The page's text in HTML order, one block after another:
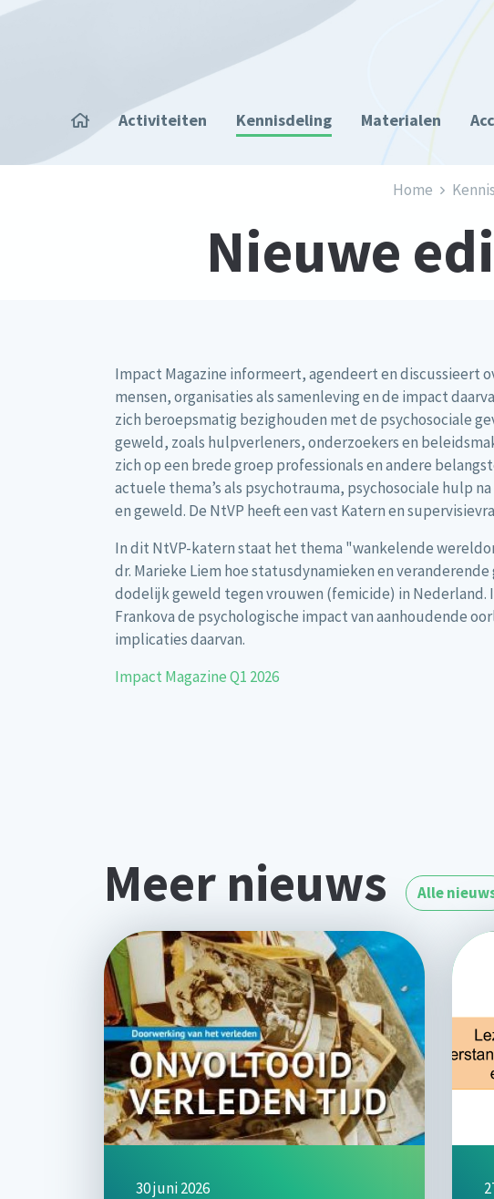
Home Activiteiten Kennisdeling Materialen
Home
Nieuwe
Impact Magazine informeert, agendeert en discussieert
mensen, organisaties als samenleving en de impact
zich beroepsmatig bezighouden met de psychosociale
geweld, zoals hulpverleners, onderzoekers en
zich op een brede groep professionals en andere
actuele thema’s als psychotrauma, psychosociale hulp
en geweld. De NtVP heeft een vast Katern en
In dit NtVP-katern staat het thema "wankelende
dr. Marieke Liem hoe statusdynamieken en
dodelijk geweld tegen vrouwen (femicide) in Nederland.
Frankova de psychologische impact van aanhoudende
implicaties daarvan.
Impact Magazine Q1 2026
Meer nieuws Alle
30 juni 2026